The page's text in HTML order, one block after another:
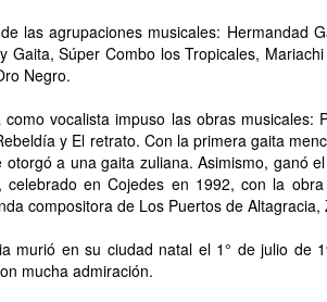
las agrupaciones musicales: Hermandad
Gaita, Súper Combo los Tropicales,
Negro.
vocalista impuso las obras musicales:
y El retrato. Con la primera gaita
a una gaita zuliana. Asimismo, ganó
celebrado en Cojedes en 1992, con la
compositora de Los Puertos de Altagracia,
murió en su ciudad natal el 1° de julio de
mucha admiración.